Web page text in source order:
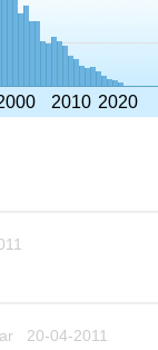
2010 2020
20-04-2011